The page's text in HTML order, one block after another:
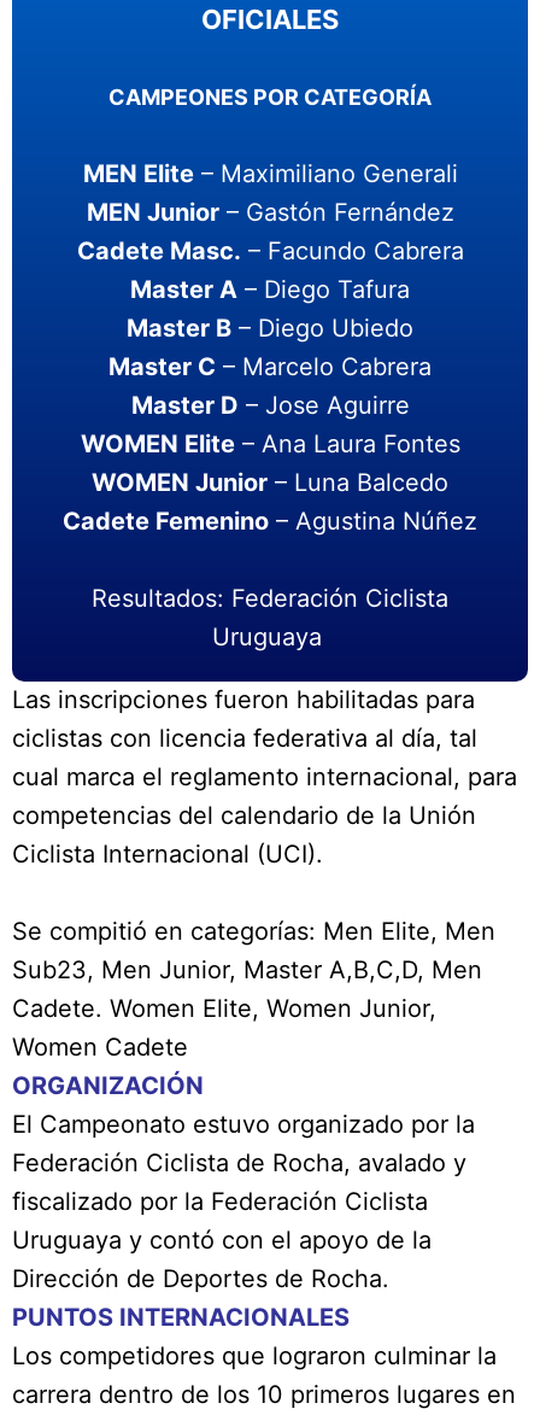
OFICIALES
CAMPEONES POR CATEGORÍA
MEN Elite– Maximiliano Generali
MEN Junior– Gastón Fernández
Cadete Masc. – Facundo Cabrera
Master A – Diego Tafura
Master B – Diego Ubiedo
Master C – Marcelo Cabrera
Master D – Jose Aguirre
WOMEN Elite– Ana Laura Fontes
WOMEN Junior – Luna Balcedo
Cadete Femenino – Agustina Núñez
Resultados: Federación Ciclista
Uruguaya
Las inscripciones fueron habilitadas para
ciclistas con licencia federativa al día, tal
cual marca el reglamento internacional, para
competencias del calendario de la Unión
Ciclista Internacional (UCI).
Se compitió en categorías: Men Elite, Men
Sub23, Men Junior, Master A,B,C,D, Men
Cadete. Women Elite, Women Junior,
Women Cadete
ORGANIZACIÓN
El Campeonato estuvo organizado por la
Federación Ciclista de Rocha, avalado y
fiscalizado por la Federación Ciclista
Uruguaya y contó con el apoyo de la
Dirección de Deportes de Rocha.
PUNTOS INTERNACIONALES
Los competidores que lograron culminar la
carrera dentro de los 10 primeros lugares en